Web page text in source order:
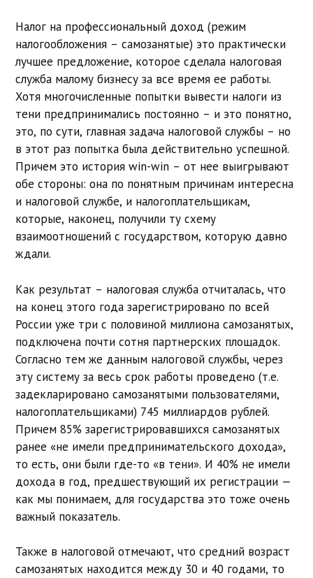
Налог на профессиональный доход (режим
налогообложения – самозанятые) это практически
лучшее предложение, которое сделала налоговая
служба малому бизнесу за все время ее работы.
Хотя многочисленные попытки вывести налоги из
тени предпринимались постоянно – и это понятно,
это, по сути, главная задача налоговой службы – но
в этот раз попытка была действительно успешной.
Причем это история win-win – от нее выигрывают
обе стороны: она по понятным причинам интересна
и налоговой службе, и налогоплательщикам,
которые, наконец, получили ту схему
взаимоотношений с государством, которую давно
ждали.
Как результат – налоговая служба отчиталась, что
на конец этого года зарегистрировано по всей
России уже три с половиной миллиона самозанятых,
подключена почти сотня партнерских площадок.
Согласно тем же данным налоговой службы, через
эту систему за весь срок работы проведено (т.е.
задекларировано самозанятыми пользователями,
налогоплательщиками) 745 миллиардов рублей.
Причем 85% зарегистрировавшихся самозанятых
ранее «не имели предпринимательского дохода»,
то есть, они были где-то «в тени». И 40% не имели
дохода в год, предшествующий их регистрации —
как мы понимаем, для государства это тоже очень
важный показатель.
Также в налоговой отмечают, что средний возраст
самозанятых находится между 30 и 40 годами, то